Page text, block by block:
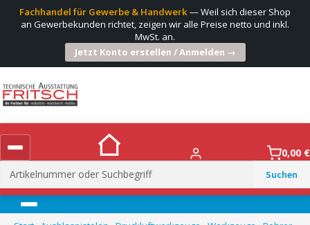
Fachhandel für Gewerbe & Handwerk— Weil sich dieser Shop
an Gewerbekunden richtet, zeigen wir alle Preise netto und inkl.
MwSt. an.
Jetzt Konto erstellen / Anmelden →
Suchen
nach:
0,00 €
Menü